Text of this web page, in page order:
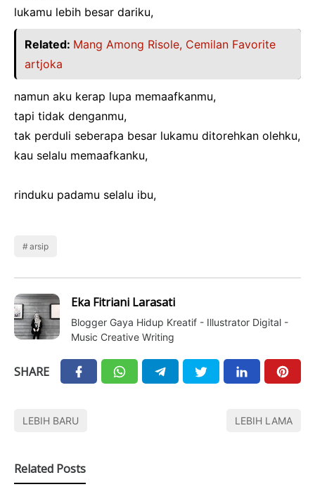
lukamu lebih besar dariku,
Related: Mang Among Risole, Cemilan Favorite
artjoka
namun aku kerap lupa memaafkanmu,
tapi tidak denganmu,
tak perduli seberapa besar lukamu ditorehkan olehku,
kau selalu memaafkanku,
rinduku padamu selalu ibu,
arsip
Eka Fitriani Larasati
Blogger Gaya Hidup Kreatif - Illustrator Digital -
Music Creative Writing
SHARE
LEBIH BARU LEBIH LAMA
Related Posts